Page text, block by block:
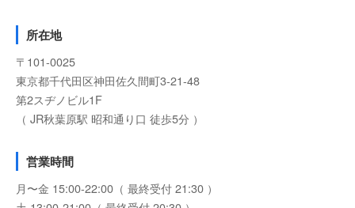
所在地
〒101-0025
東京都千代田区神田佐久間町3-21-48
第2スヂノビル1F
（ JR秋葉原駅 昭和通り口 徒歩5分 ）
営業時間
月〜金 15:00-22:00（ 最終受付 21:30 ）